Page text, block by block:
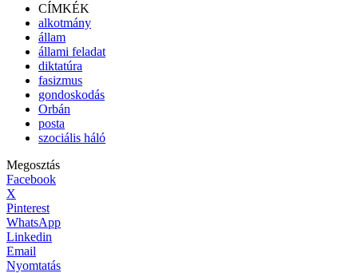
CÍMKÉK
alkotmány
állam
állami feladat
diktatúra
fasizmus
gondoskodás
Orbán
posta
szociális háló
Megosztás
Facebook
X
Pinterest
WhatsApp
Linkedin
Email
Nyomtatás